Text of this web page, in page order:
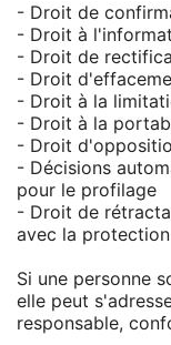
- Droit de
- Droit à
- Droit de
- Droit
- Droit à la
- Droit à la
- Droit
- Décisions
pour le profilage
- Droit de
avec la
Si une personne
elle peut
responsable,